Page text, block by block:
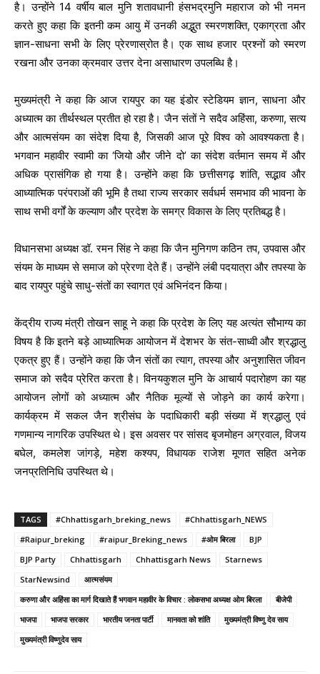
है। उन्होंने 14 वर्षीय बाल मुनि शतावधानी हंसभद्रमुनि महाराज को भी नमन
करते हुए कहा कि इतनी कम आयु में उनकी अद्भुत स्मरणशक्ति, एकाग्रता और
ज्ञान-साधना सभी के लिए प्रेरणास्रोत है। एक साथ हजार प्रश्नों को स्मरण
रखना और उनका क्रमवार उत्तर देना असाधारण उपलब्धि है।
मुख्यमंत्री ने कहा कि आज रायपुर का यह इंडोर स्टेडियम ज्ञान, साधना और
अध्यात्म का तीर्थस्थल प्रतीत हो रहा है। जैन संतों ने सदैव अहिंसा, करुणा, सत्य
और आत्मसंयम का संदेश दिया है, जिसकी आज पूरे विश्व को आवश्यकता है।
भगवान महावीर स्वामी का ‘जियो और जीने दो’ का संदेश वर्तमान समय में और
अधिक प्रासंगिक हो गया है। उन्होंने कहा कि छत्तीसगढ़ शांति, सद्भाव और
आध्यात्मिक परंपराओं की भूमि है तथा राज्य सरकार सर्वधर्म समभाव की भावना के
साथ सभी वर्गों के कल्याण और प्रदेश के समग्र विकास के लिए प्रतिबद्ध है।
विधानसभा अध्यक्ष डॉ. रमन सिंह ने कहा कि जैन मुनिगण कठिन तप, उपवास और
संयम के माध्यम से समाज को प्रेरणा देते हैं। उन्होंने लंबी पदयात्रा और तपस्या के
बाद रायपुर पहुंचे साधु-संतों का स्वागत एवं अभिनंदन किया।
केंद्रीय राज्य मंत्री तोखन साहू ने कहा कि प्रदेश के लिए यह अत्यंत सौभाग्य का
विषय है कि इतने बड़े आध्यात्मिक आयोजन में देशभर के संत-साध्वी और श्रद्धालु
एकत्र हुए हैं। उन्होंने कहा कि जैन संतों का त्याग, तपस्या और अनुशासित जीवन
समाज को सदैव प्रेरित करता है। विनयकुशल मुनि के आचार्य पदारोहण का यह
आयोजन लोगों को अध्यात्म और नैतिक मूल्यों से जोड़ने का कार्य करेगा।
कार्यक्रम में सकल जैन श्रीसंघ के पदाधिकारी बड़ी संख्या में श्रद्धालु एवं
गणमान्य नागरिक उपस्थित थे। इस अवसर पर सांसद बृजमोहन अग्रवाल, विजय
बघेल, कमलेश जांगड़े, महेश कश्यप, विधायक राजेश मूणत सहित अनेक
जनप्रतिनिधि उपस्थित थे।
TAGS #Chhattisgarh_breking_news
#Chhattisgarh_NEWS
#Raipur_breking
#raipur_Breking_news #ओम बिरला
BJP
BJP Party
Chhattisgarh Chhattisgarh News
Starnews
StarNewsind
आत्मसंयम
करुणा और अहिंसा का मार्ग दिखाते हैं भगवान महावीर के विचार : लोकसभा अध्यक्ष ओम बिरला
बीजेपी
भाजपा
भाजपा सरकार भारतीय जनता पार्टी मानवता को शांति
मुख्यमंत्री विष्णु देव साय
मुख्यमंत्री विष्णुदेव साय